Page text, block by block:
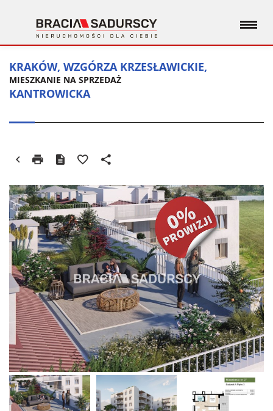
KRAKÓW, WZGÓRZA KRZESŁAWICKIE,
KANTROWICKA
MIESZKANIE NA SPRZEDAŻ